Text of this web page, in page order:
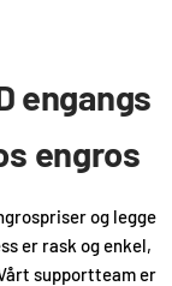
engangs
engros
og legge
er rask og enkel,
supportteam er